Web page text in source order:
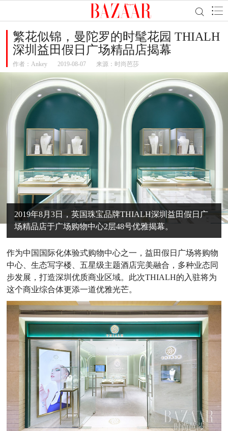
繁花似锦，曼陀罗的时髦花园 THIALH
深圳益田假日广场精品店揭幕
作者： Ankey 2019-08-07 来源：时尚芭莎
2019年8月3日，英国珠宝品牌THIALH深圳益田假日广
场精品店于广场购物中心2层48号优雅揭幕。
作为中国国际化体验式购物中心之一，益田假日广场将购物
中心、生态写字楼、五星级主题酒店完美融合，多种业态同
步发展，打造深圳优质商业区域。此次THIALH的入驻将为
这个商业综合体更添一道优雅光芒。